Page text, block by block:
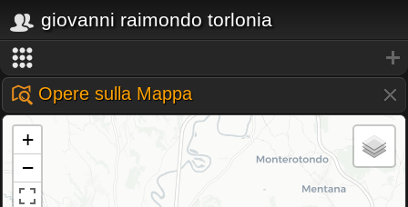
giovanni raimondo torlonia
Opere sulla Mappa
+
−